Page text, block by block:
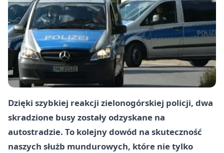
Dzięki szybkiej reakcji zielonogórskiej policji, dwa
skradzione busy zostały odzyskane na
autostradzie. To kolejny dowód na skuteczność
naszych służb mundurowych, które nie tylko